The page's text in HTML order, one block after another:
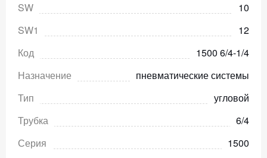
SW
10
SW1
12
Код
1500 6/4-1/4
Назначение
пневматические системы
Тип
угловой
Трубка
6/4
Серия
1500